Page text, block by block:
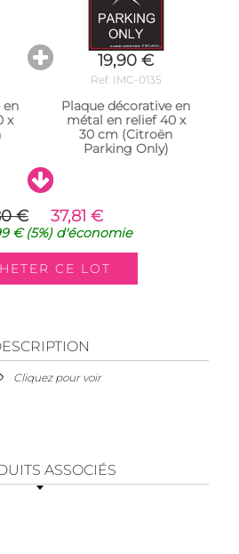
en
x
19,90 €
Ref. IMC-0135
Plaque décorative en
métal en relief 40 x
30 cm (Citroën
Parking Only)
€ 37,81 €
€(5%)d'économie
Cliquez pour voir
ASSOCIÉS